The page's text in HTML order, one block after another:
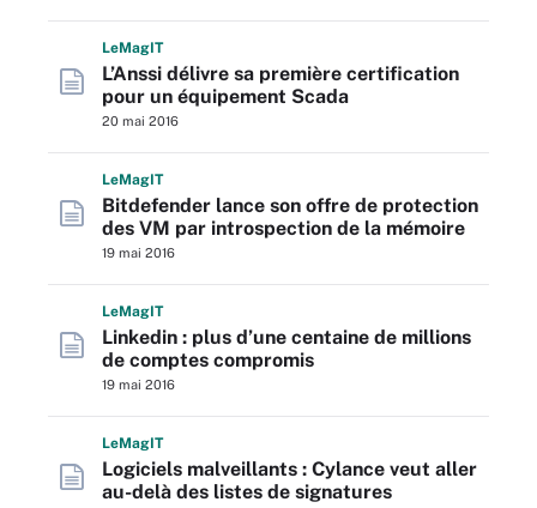
LeMagIT
L’Anssi délivre sa première certification
pour un équipement Scada
20 mai 2016
LeMagIT
Bitdefender lance son offre de protection
des VM par introspection de la mémoire
19 mai 2016
LeMagIT
Linkedin : plus d’une centaine de millions
de comptes compromis
19 mai 2016
LeMagIT
Logiciels malveillants : Cylance veut aller
au-delà des listes de signatures